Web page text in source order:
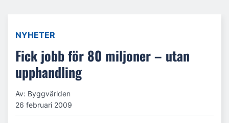
NYHETER
Fick jobb för 80 miljoner – utan
upphandling
Av: Byggvärlden
26 februari 2009